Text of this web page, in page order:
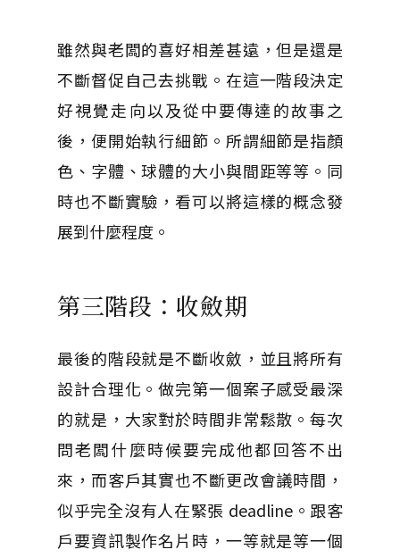
雖然與老闆的喜好相差甚遠，但是還是
不斷督促自己去挑戰。在這一階段決定
好視覺走向以及從中要傳達的故事之
後，便開始執行細節。所謂細節是指顏
色、字體、球體的大小與間距等等。同
時也不斷實驗，看可以將這樣的概念發
展到什麼程度。
第三階段：收斂期
最後的階段就是不斷收斂，並且將所有
設計合理化。做完第一個案子感受最深
的就是，大家對於時間非常鬆散。每次
問老闆什麼時候要完成他都回答不出
來，而客戶其實也不斷更改會議時間，
似乎完全沒有人在緊張 deadline。跟客
戶要資訊製作名片時，一等就是等一個